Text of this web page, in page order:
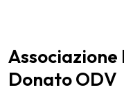
Associazione
Donato ODV